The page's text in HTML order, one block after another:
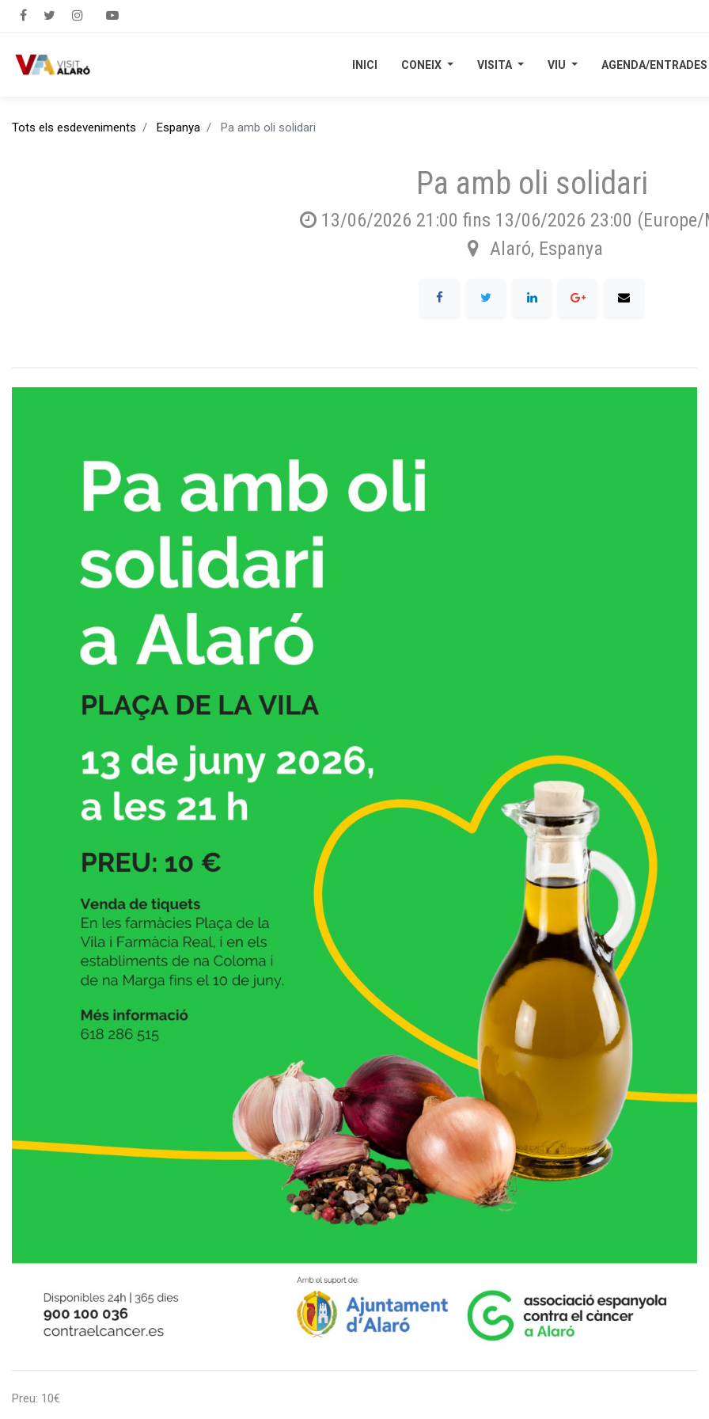
INICI CONEIX VISITA VIU AGENDA/ENTRADES
INICI CONEIX VISITA VIU AGENDA/ENTRADES
Tots els esdeveniments Espanya Pa amb oli solidari
Pa amb oli solidari
13/06/2026 21:00 fins 13/06/2026 23:00 (Europe/
Alaró, Espanya
Preu: 10€